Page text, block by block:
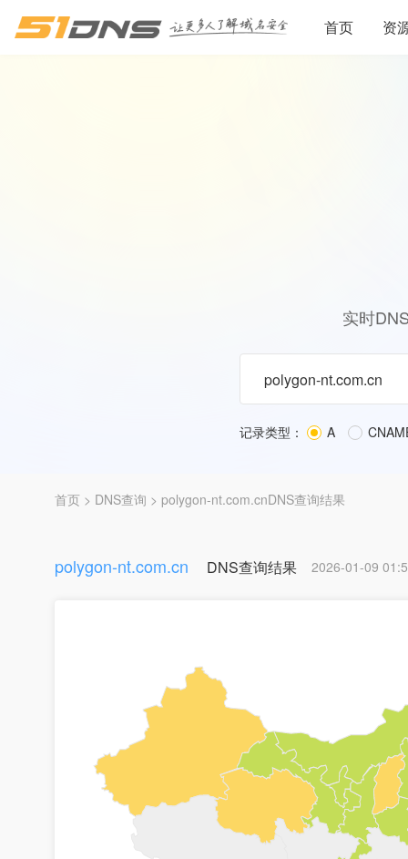
首页 资
实时
记录类型： A
首页 > DNS查询 > polygon-nt.com.cnDNS查询结果
polygon-nt.com.cn DNS查询结果 2026-01-09